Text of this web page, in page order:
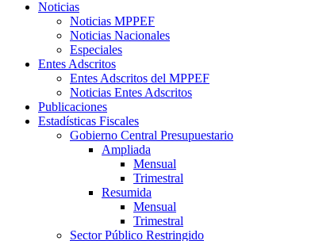
Noticias
Noticias MPPEF
Noticias Nacionales
Especiales
Entes Adscritos
Entes Adscritos del MPPEF
Noticias Entes Adscritos
Publicaciones
Estadísticas Fiscales
Gobierno Central Presupuestario
Ampliada
Mensual
Trimestral
Resumida
Mensual
Trimestral
Sector Público Restringido